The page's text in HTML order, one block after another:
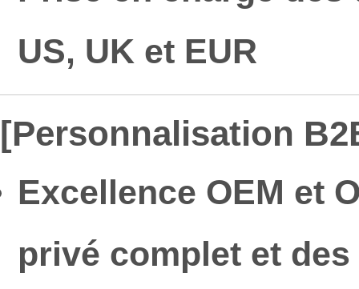
US, UK et EUR
[Personnalisation
Excellence OEM et
privé complet et